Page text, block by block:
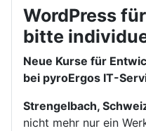
WordPress
bitte
Neue Kurse für
bei pyroErgos IT-
Strengelbach,
nicht mehr nur ein